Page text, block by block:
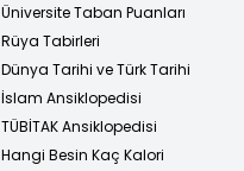
Üniversite Taban Puanları
Rüya Tabirleri
Dünya Tarihi ve Türk Tarihi
İslam Ansiklopedisi
TÜBİTAK Ansiklopedisi
Hangi Besin Kaç Kalori